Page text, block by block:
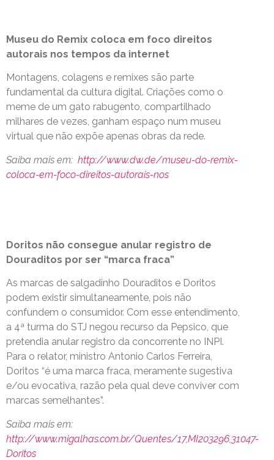
Museu do Remix coloca em foco direitos
autorais nos tempos da internet
Montagens, colagens e remixes são parte
fundamental da cultura digital. Criações como o
meme de um gato rabugento, compartilhado
milhares de vezes, ganham espaço num museu
virtual que não expõe apenas obras da rede.
Saiba mais em: http://www.dw.de/museu-do-remix-
coloca-em-foco-direitos-autorais-nos
Doritos não consegue anular registro de
Douraditos por ser “marca fraca”
As marcas de salgadinho Douraditos e Doritos
podem existir simultaneamente, pois não
confundem o consumidor. Com esse entendimento,
a 4ª turma do STJ negou recurso da Pepsico, que
pretendia anular registro da concorrente no INPI.
Para o relator, ministro Antonio Carlos Ferreira,
Doritos “é uma marca fraca, meramente sugestiva
e/ou evocativa, razão pela qual deve conviver com
marcas semelhantes”.
Saiba mais em:
http://www.migalhas.com.br/Quentes/17,MI203296,31047-
Doritos